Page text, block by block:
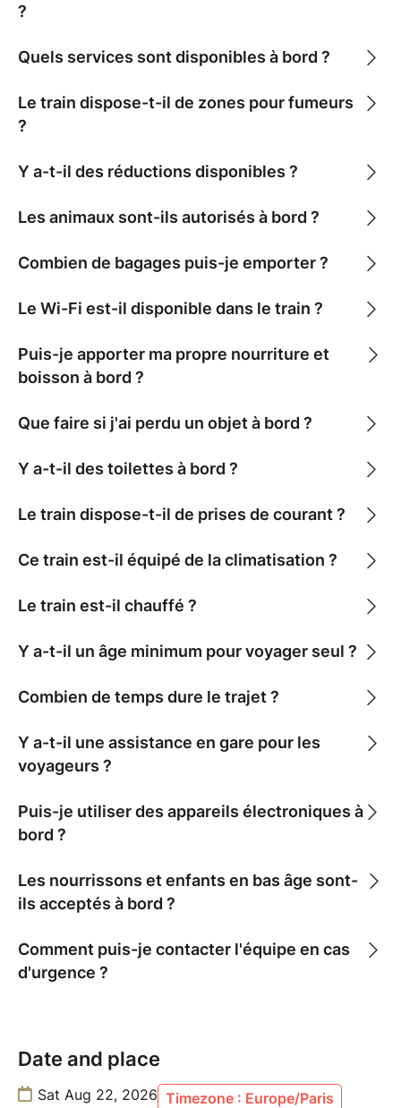
?
Quels services sont disponibles à bord ?
Le train dispose-t-il de zones pour fumeurs
?
Y a-t-il des réductions disponibles ?
Les animaux sont-ils autorisés à bord ?
Combien de bagages puis-je emporter ?
Le Wi-Fi est-il disponible dans le train ?
Puis-je apporter ma propre nourriture et
boisson à bord ?
Que faire si j'ai perdu un objet à bord ?
Y a-t-il des toilettes à bord ?
Le train dispose-t-il de prises de courant ?
Ce train est-il équipé de la climatisation ?
Le train est-il chauffé ?
Y a-t-il un âge minimum pour voyager seul ?
Combien de temps dure le trajet ?
Y a-t-il une assistance en gare pour les
voyageurs ?
Puis-je utiliser des appareils électroniques à
bord ?
Les nourrissons et enfants en bas âge sont-
ils acceptés à bord ?
Comment puis-je contacter l'équipe en cas
d'urgence ?
Date and place
Sat Aug 22, 2026 Timezone : Europe/Paris